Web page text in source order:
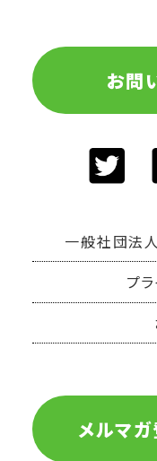
お問
一般社団法
プ
メルマガ